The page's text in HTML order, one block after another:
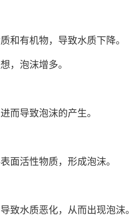
和有机物，导致水质下降。
，泡沫增多。
而导致泡沫的产生。
面活性物质，形成泡沫。
致水质恶化，从而出现泡沫。